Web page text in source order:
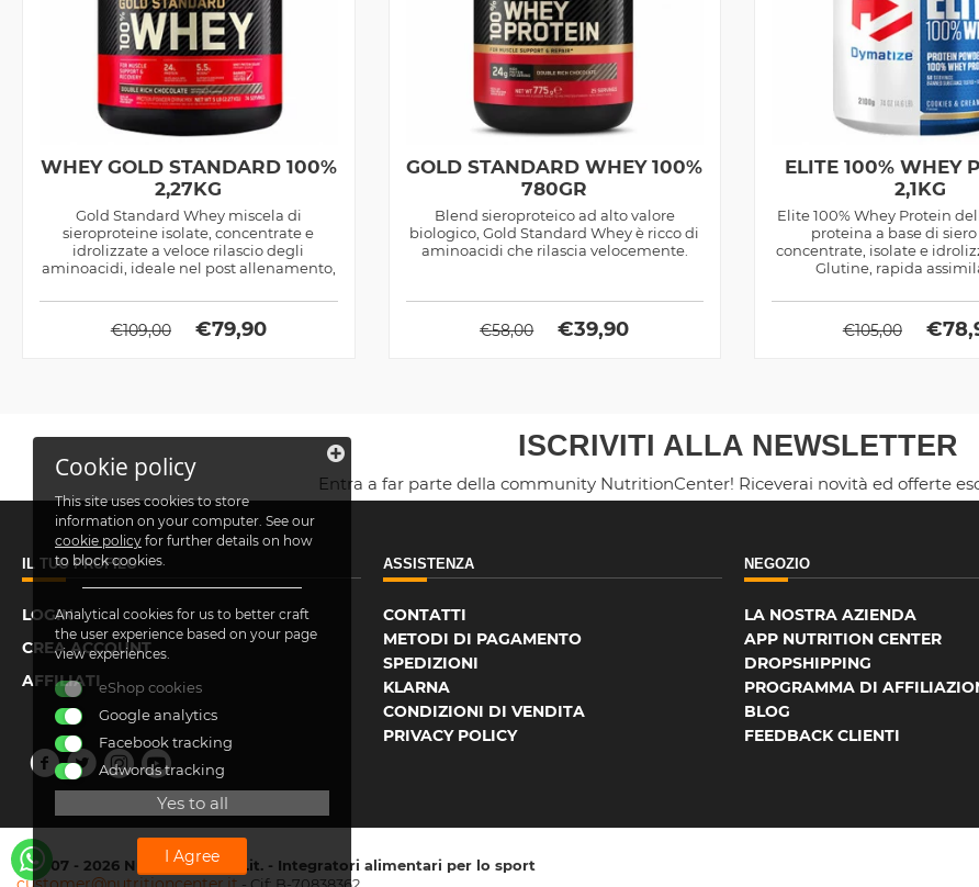
WHEY GOLD STANDARD 100%
2,27KG
Gold Standard Whey miscela di
sieroproteine isolate, concentrate e
idrolizzate a veloce rilascio degli
aminoacidi, ideale nel post allenamento,
€109,00 €79,90
GOLD STANDARD WHEY 100%
780GR
Blend sieroproteico ad alto valore
biologico, Gold Standard Whey è ricco di
aminoacidi che rilascia velocemente.
€58,00 €39,90
ELITE 100% WHEY
2,1KG
Elite 100% Whey Protein
proteina a base di
concentrate, isolate e
Glutine, rapida
€105,00 €
ISCRIVITI ALLA NEWSLETTER
Entra a far parte della community NutritionCenter! Riceverai novità ed offerte
IL TUO PROFILO
LOGIN
CREA ACCOUNT
AFFILIATI
ASSISTENZA
CONTATTI
METODI DI PAGAMENTO
SPEDIZIONI
KLARNA
CONDIZIONI DI VENDITA
PRIVACY POLICY
NEGOZIO
LA NOSTRA AZIENDA
APP NUTRITION CENTER
DROPSHIPPING
PROGRAMMA DI
BLOG
FEEDBACK CLIENTI
© 2007 - 2026 NutritionCenter.it. - Integratori alimentari per lo sport
- Cif: B-70838362
Cookie policy
This site uses cookies to store
information on your computer. See our
cookie policy for further details on how
to block cookies.
Analytical cookies for us to better craft
the user experience based on your page
view experiences.
eShop cookies
Google analytics
Facebook tracking
Adwords tracking
Yes to all
I Agree